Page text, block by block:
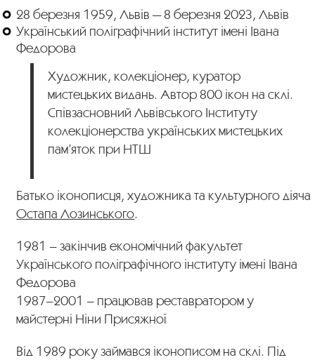
28 березня 1959, Львів — 8 березня 2023, Львів
Український поліграфічний інститут імені Івана
Федорова
Художник, колекціонер, куратор
мистецьких видань. Автор 800 ікон на склі.
Співзасновний Львівського Інституту
колекціонерства українських мистецьких
пам’яток при НТШ
Батько іконописця, художника та культурного діяча
Остапа Лозинського.
1981 – закінчив економічний факультет
Українського поліграфічного інституту імені Івана
Федорова
1987–2001 – працював реставратором у
майстерні Ніни Присяжної
Від 1989 року займався іконописом на склі. Під